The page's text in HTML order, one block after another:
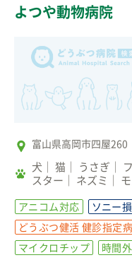
よつや動物病院
富山県高岡市四屋260
犬 猫 うさぎ
スター
ネズミ
アニコム対応
ソニー
どうぶつ健活 健診指定
マイクロチップ
時間